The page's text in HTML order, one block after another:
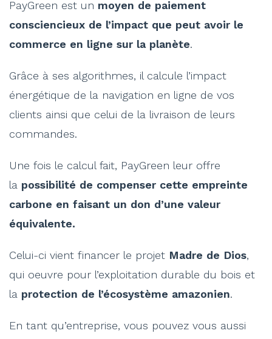
PayGreen est un moyen de paiement
consciencieux de l’impact que peut avoir le
commerce en ligne sur la planète.
Grâce à ses algorithmes, il calcule l’impact
énergétique de la navigation en ligne de vos
clients ainsi que celui de la livraison de leurs
commandes.
Une fois le calcul fait, PayGreen leur offre
la possibilité de compenser cette empreinte
carbone en faisant un don d’une valeur
équivalente.
Celui-ci vient financer le projet Madre de Dios,
qui oeuvre pour l’exploitation durable du bois et
la protection de l’écosystème amazonien.
En tant qu’entreprise, vous pouvez vous aussi